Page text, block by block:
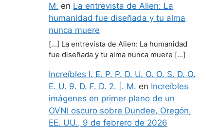
M. en La entrevista de Alien: La
humanidad fue diseñada y tu alma
nunca muere
[…] La entrevista de Alien: La humanidad
fue diseñada y tu alma nunca muere […]
Increíbles I. E. P. P. D. U. O. O. S. D. O.
E. U. 9. D. F. D. 2. |. M. en Increíbles
imágenes en primer plano de un
OVNI oscuro sobre Dundee, Oregón,
EE. UU., 9 de febrero de 2026